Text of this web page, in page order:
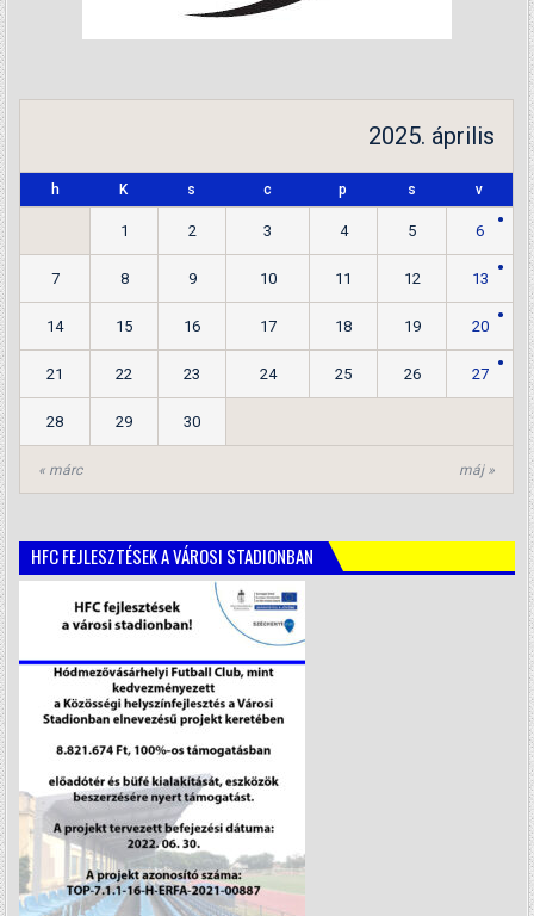
2025. április
h K s c p s v
« márc máj »
1 2 3 4 5 6
7 8 9 10 11 12 13
14 15 16 17 18 19 20
21 22 23 24 25 26 27
28 29 30
HFC FEJLESZTÉSEK A VÁROSI STADIONBAN